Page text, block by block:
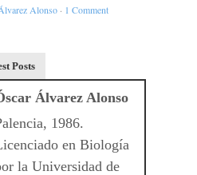
Alonso · 1 Comment
Posts
Álvarez Alonso
1986.
en Biología
la Universidad de